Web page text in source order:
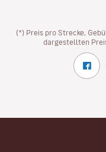
(*) Preis pro Strecke,
dargestellten